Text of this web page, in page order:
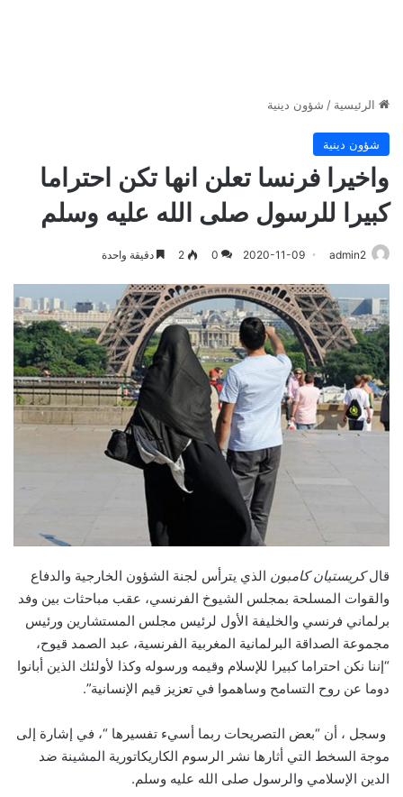
الرئيسية / شؤون دينية
شؤون دينية
واخيرا فرنسا تعلن انها تكن احتراما
كبيرا للرسول صلى الله عليه وسلم
admin2
2020-11-09
0
2 دقيقة واحدة
قالكريستيان كامبون الذي يترأس لجنة الشؤون الخارجية والدفاع
والقوات المسلحة بمجلس الشيوخ الفرنسي، عقب مباحثات بين وفد
برلماني فرنسي والخليفة الأول لرئيس مجلس المستشارين ورئيس
مجموعة الصداقة البرلمانية المغربية الفرنسية، عبد الصمد قيوح،
“إننا نكن احتراما كبيرا للإسلام وقيمه ورسوله وكذا لأولئك الذين أبانوا
دوما عن روح التسامح وساهموا في تعزيز قيم الإنسانية”.
وسجل ، أن “بعض التصريحات ربما أسيء تفسيرها “، في إشارة إلى
موجة السخط التي أثارها نشر الرسوم الكاريكاتورية المشينة ضد
الدين الإسلامي والرسول صلى الله عليه وسلم.